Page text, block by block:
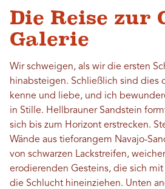
Die Reise zur
Galerie
Wir schweigen, als wir die ersten
hinabsteigen. Schließlich sind dies
kenne und liebe, und ich
in Stille. Hellbrauner Sandstein
sich bis zum Horizont erstrecken.
Wände aus tieforangem Navajo-
von schwarzen Lackstreifen,
erodierenden Gesteins, die sich
die Schlucht hineinziehen. Unten